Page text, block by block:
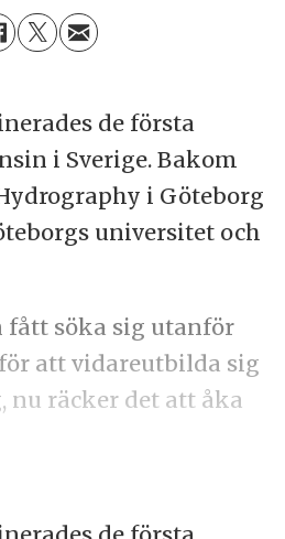
de första
i Sverige. Bakom
i Göteborg
universitet och
söka sig utanför
att vidareutbilda sig
räcker det att åka